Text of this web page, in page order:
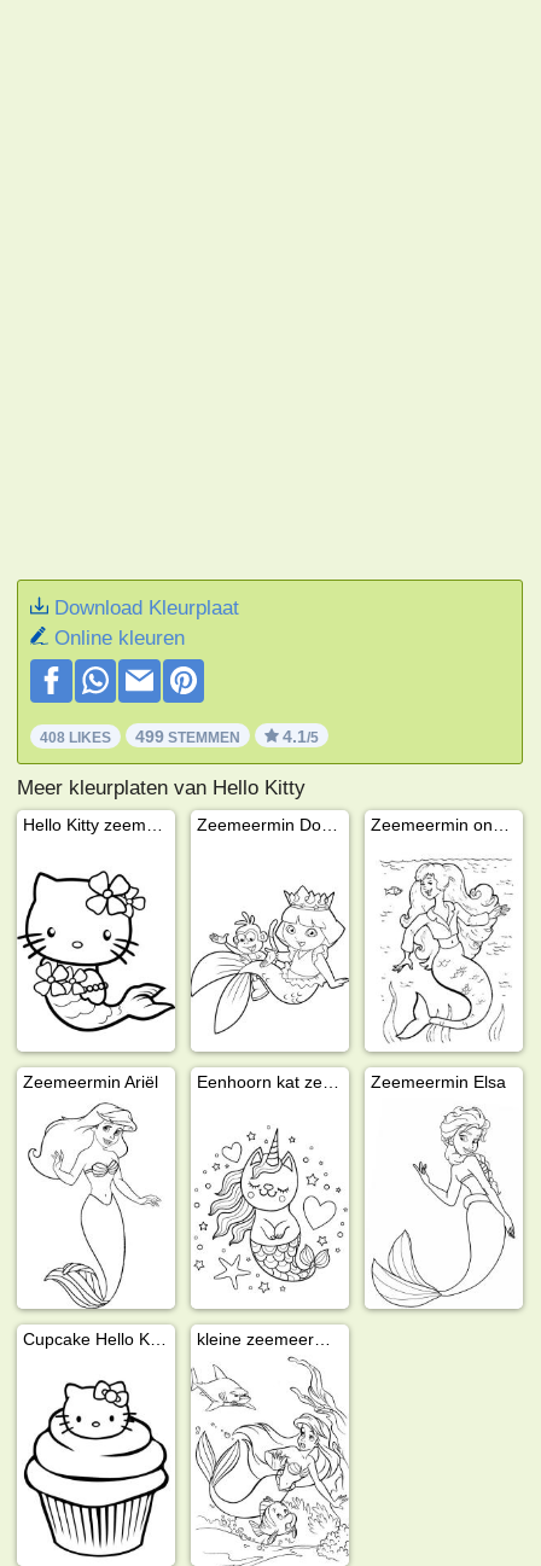
Download Kleurplaat
Online kleuren
408 LIKES 499 STEMMEN 4.1/5
Meer kleurplaten van Hello Kitty
Zeemeermin Ariël Zeemeermin Elsa